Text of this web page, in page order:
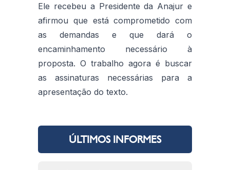
Ele recebeu a Presidente da Anajur e
afirmou que está comprometido com
as demandas e que dará o
encaminhamento necessário à
proposta. O trabalho agora é buscar
as assinaturas necessárias para a
apresentação do texto.
ÚLTIMOS INFORMES